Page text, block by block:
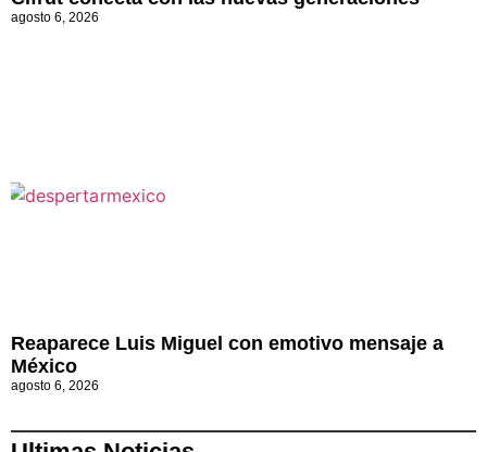
agosto 6, 2026
Reaparece Luis Miguel con emotivo mensaje a
México
agosto 6, 2026